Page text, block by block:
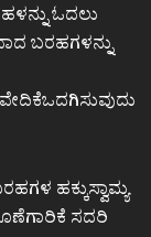
ಓದಲು
ಬರಹಗಳನ್ನು
ಹಕ್ಕುಸ್ವಾಮ್ಯ
ಸದರಿ